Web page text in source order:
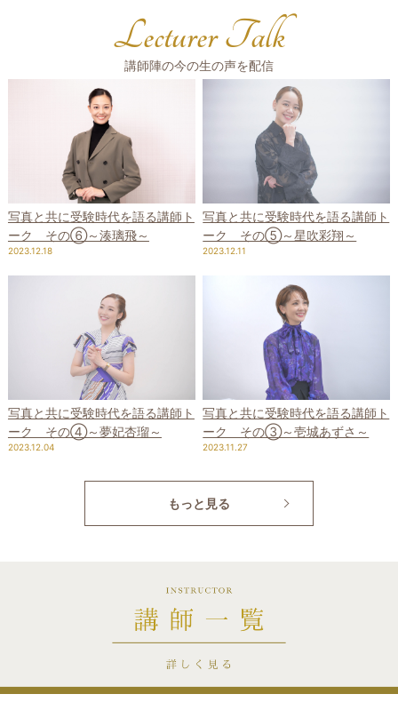
Lecturer Talk
講師陣の今の生の声を配信
写真と共に受験時代を語る講師ト
ーク その⑥～湊璃飛～
2023.12.18
写真と共に受験時代を語る講師ト
ーク その⑤～星吹彩翔～
2023.12.11
写真と共に受験時代を語る講師ト
ーク その④～夢妃杏瑠～
2023.12.04
写真と共に受験時代を語る講師ト
ーク その③～壱城あずさ～
2023.11.27
もっと見る